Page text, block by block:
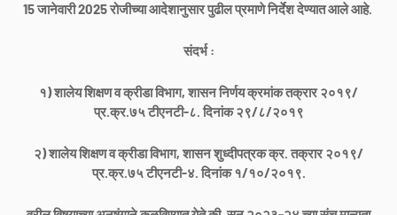
15 जानेवारी 2025 रोजीच्या आदेशानुसार पुढील प्रमाणे निर्देश देण्यात आले आहे.
संदर्भ :
१) शालेय शिक्षण व क्रीडा विभाग, शासन निर्णय क्रमांक तक्रार २०१९/
प्र.क्र.७५ टीएनटी-८. दिनांक २९/८/२०१९
२) शालेय शिक्षण व क्रीडा विभाग, शासन शुध्दीपत्रक क्र. तक्रार २०१९/
प्र.क्र.७५ टीएनटी-४. दिनांक १/१०/२०१९.